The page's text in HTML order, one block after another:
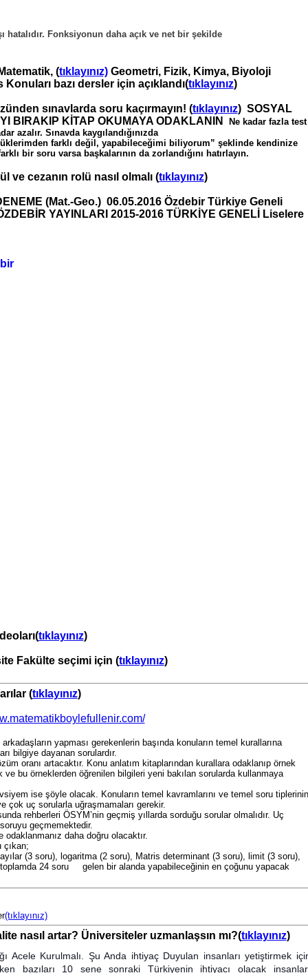
hatalıdır. Fonksiyonun daha açık ve net bir şekilde
(tıklayınız)Geometri, Fizik, Kimya, Biyoloji
bazı dersler için açıklandı(tıklayınız)
sınavlarda soru kaçırmayın! (tıklayınız) SOSYAL
BIRAKIP KİTAP OKUMAYA ODAKLANIN
Ne kadar fazla test
azalır. Sınavda kaygılandığınızda
farklı değil, yapabileceğimi biliyorum” şeklinde kendinize
bir soru varsa başkalarının da zorlandığını hatırlayın.
ve cezanın rolü nasıl olmalı (tıklayınız)
(Mat.-Geo.) 06.05.2016 Özdebir Türkiye Geneli
YAYINLARI 2015-2016 TÜRKİYE GENELİ Liselere
tıklayınız)
Fakülte seçimi için (tıklayınız)
(tıklayınız)
yapması gerekenlerin başında konuların temel kurallarına
bilgiye dayanan sorulardır.
oranı artacaktır. Konu anlatım kitaplarından kurallara odaklanıp örnek
bu örneklerden öğrenilen bilgileri yeni bakılan sorularda kullanmaya
ise şöyle olacak. Konuların temel kavramlarını ve temel soru tiplerinin
çok uç sorularla uğraşmamaları gerekir.
rehberleri ÖSYM’nin geçmiş yıllarda sorduğu sorular olmalıdır. Uç
geçmemektedir.
daha doğru olacaktır.
çıkan;
(3 soru), logaritma (2 soru), Matris determinant (3 soru), limit (3 soru),
24 soru gelen bir alanda yapabileceğinin en çoğunu yapacak
(tıklayınız)
nasıl artar? Üniversiteler uzmanlaşsın mı?(tıklayınız)
Acele Kurulmalı. Şu Anda ihtiyaç Duyulan insanları yetiştirmek
bazıları 10 sene sonraki Türkiyenin ihtiyacı olacak